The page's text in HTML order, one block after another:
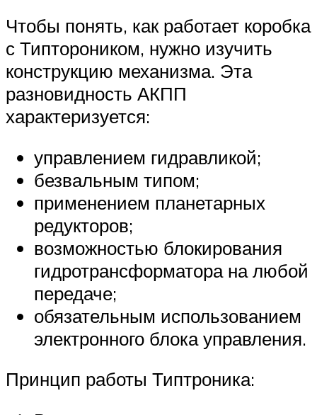
Чтобы понять, как работает коробка
с Типтороником, нужно изучить
конструкцию механизма. Эта
разновидность АКПП
характеризуется:
управлением гидравликой;
безвальным типом;
применением планетарных
редукторов;
возможностью блокирования
гидротрансформатора на любой
передаче;
обязательным использованием
электронного блока управления.
Принцип работы Типтроника: